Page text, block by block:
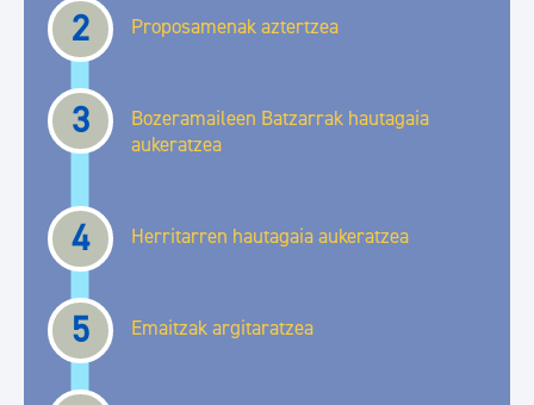
2 Proposamenak aztertzea
3
Bozeramaileen Batzarrak hautagaia
aukeratzea
4 Herritarren hautagaia aukeratzea
5 Emaitzak argitaratzea